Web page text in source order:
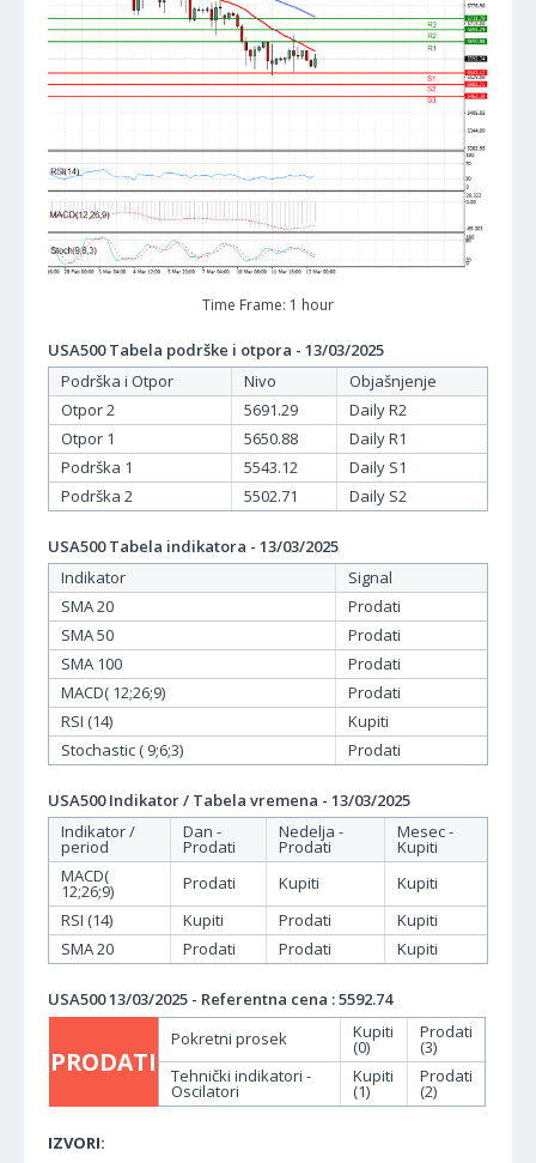
Time Frame: 1 hour
USA500 Tabela podrške i otpora - 13/03/2025
Podrška i Otpor
Nivo
Objašnjenje
Otpor 2
5691.29
Daily R2
Otpor 1
5650.88
Daily R1
Podrška 1
5543.12
Daily S1
Podrška 2
5502.71 Daily S2
USA500 Tabela indikatora - 13/03/2025
Indikator
Signal
SMA 20
Prodati
SMA 50
Prodati
SMA 100
Prodati
MACD( 12;26;9)
Prodati
RSI (14)
Kupiti
Stochastic ( 9;6;3)
Prodati
USA500 Indikator / Tabela vremena - 13/03/2025
Indikator /
period
Dan -
Prodati
Nedelja -
Prodati
Mesec -
Kupiti
MACD(
12;26;9) Prodati Kupiti
Kupiti
RSI (14)
Kupiti Prodati
Kupiti
SMA 20
Prodati Prodati Kupiti
USA500 13/03/2025 - Referentna cena : 5592.74
PRODATI
Pokretni prosek Kupiti
(0)
Prodati
(3)
Tehnički indikatori -
Oscilatori
Kupiti
(1)
Prodati
(2)
IZVORI: